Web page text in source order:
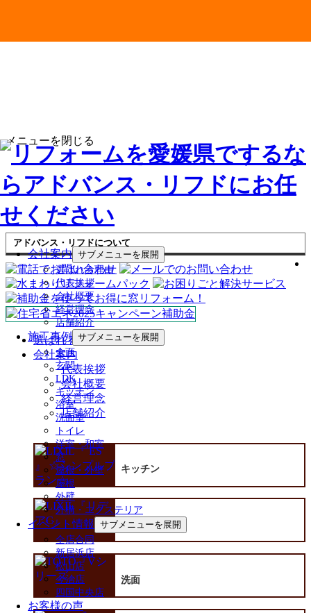
会社案内 サブメニューを展開
選ばれる理由
代表挨拶
会社概要
経営理念
店舗紹介
施工事例 サブメニューを展開
全面
玄関
LDK
キッチン
浴室
洗面室
トイレ
洋室・和室
窓
屋根・外壁
屋根
外壁
外構・エクステリア
イベント情報
サブメニューを展開
全店合同
新居浜店
松山店
今治店
四国中央店
お客様の声
メニューを閉じる
アドバンス・リフドについて
選ばれる理由
会社案内
代表挨拶
会社概要
経営理念
店舗紹介
キッチン
浴室
洗面